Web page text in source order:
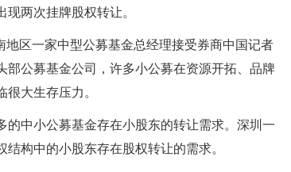
两次挂牌股权转让。
区一家中型公募基金总经理接受券商中国记者
公募基金公司，许多小公募在资源开拓、品牌
大生存压力。
的中小公募基金存在小股东的转让需求。深圳一
构中的小股东存在股权转让的需求。